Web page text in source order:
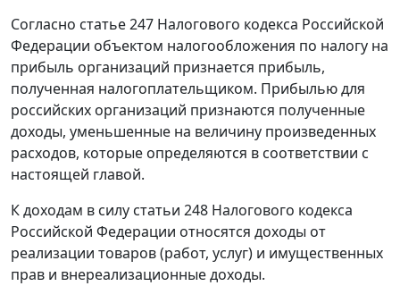
Согласно статье 247 Налогового кодекса Российской
Федерации объектом налогообложения по налогу на
прибыль организаций признается прибыль,
полученная налогоплательщиком. Прибылью для
российских организаций признаются полученные
доходы, уменьшенные на величину произведенных
расходов, которые определяются в соответствии с
настоящей главой.
К доходам в силу статьи 248 Налогового кодекса
Российской Федерации относятся доходы от
реализации товаров (работ, услуг) и имущественных
прав и внереализационные доходы.